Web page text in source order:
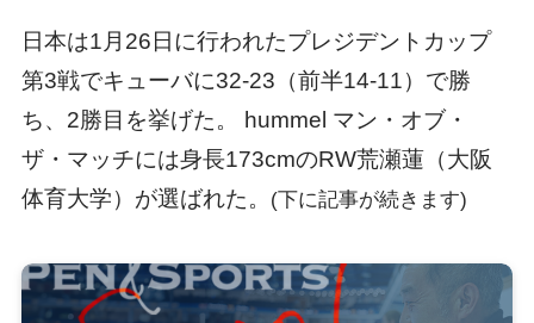
日本は1月26日に行われたプレジデントカップ
第3戦でキューバに32-23（前半14-11）で勝
ち、2勝目を挙げた。 hummel マン・オブ・
ザ・マッチには身長173cmのRW荒瀬蓮（大阪
体育大学）が選ばれた。
(下に記事が続きます)